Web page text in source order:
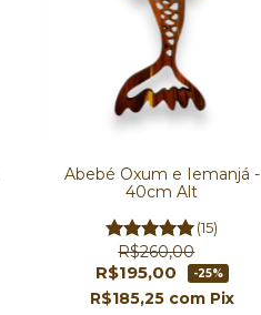
Abebé Oxum e Iemanjá -
40cm Alt
(15)
R$260,00
R$195,00 -25%
R$185,25 com Pix